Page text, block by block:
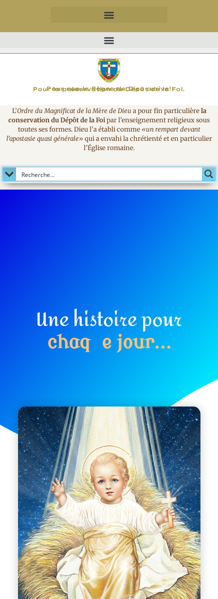
Pour la préservation du Dépôt de la Foi.
Pour que le Règne de Dieu arrive!
MAGNIFICAT
L’Ordre du Magnificat de la Mère de Dieu a pour fin particulièrela
conservation du Dépôt de la Foipar l’enseignement religieux sous
toutes ses formes. Dieu l’a établi comme«un rempart devant
l’apostasie quasi générale» qui a envahi la chrétienté et en particulier
l’Église romaine.
Une histoire pour
chaqu e jour...